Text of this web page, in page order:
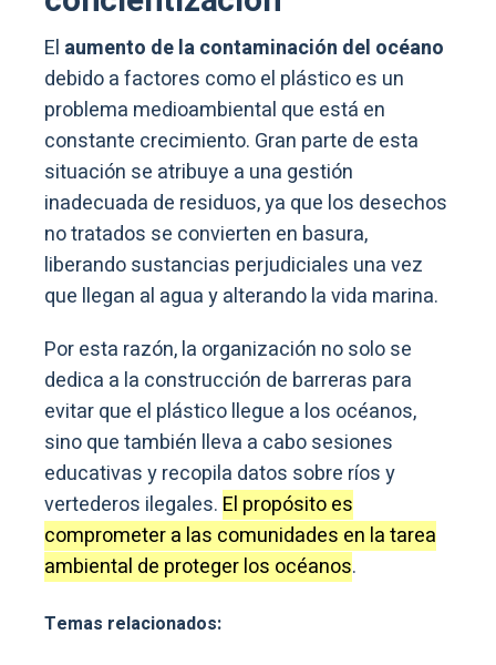
El aumento de la contaminación del océano
debido a factores como el plástico es un
problema medioambiental que está en
constante crecimiento. Gran parte de esta
situación se atribuye a una gestión
inadecuada de residuos, ya que los desechos
no tratados se convierten en basura,
liberando sustancias perjudiciales una vez
que llegan al agua y alterando la vida marina.
Por esta razón, la organización no solo se
dedica a la construcción de barreras para
evitar que el plástico llegue a los océanos,
sino que también lleva a cabo sesiones
educativas y recopila datos sobre ríos y
vertederos ilegales. El propósito es
comprometer a las comunidades en la tarea
ambiental de proteger los océanos.
Temas relacionados: